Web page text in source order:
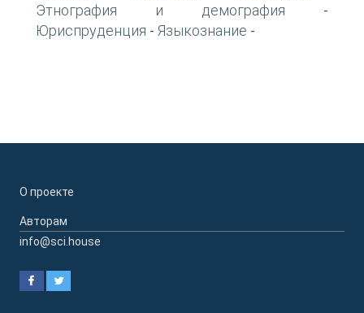
Этнография и демография -
Юриспруденция - Языкознание -
О проекте
Авторам
info@sci.house